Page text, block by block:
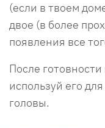
(если в твоем
двое (в более
появления все
После
используй его
головы.